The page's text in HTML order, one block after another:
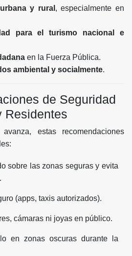
y rural , especialmente en
para el turismo nacional e
en la Fuerza Pública.
ambiental y socialmente.
de Seguridad
Residentes
estas recomendaciones
sobre las zonas seguras y evita
(apps, taxis autorizados).
cámaras ni joyas en público.
en zonas oscuras durante la